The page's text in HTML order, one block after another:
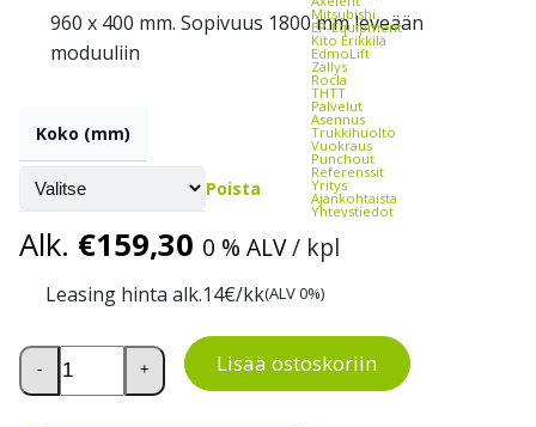
Mitsubishi
EP-Equipment
Kito Erikkilä
EdmoLift
Zallys
Rocla
THTT
Palvelut
Asennus
Trukkihuolto
Vuokraus
Punchout
Referenssit
Yritys
Ajankohtaista
Yhteystiedot
960 x 400 mm. Sopivuus 1800 mm leveään
moduuliin
Koko (mm)
Poista
Alk. €159,30 0 % ALV/ kpl
Leasing hinta alk.14€/kk(ALV 0%)
Säätöhylly Treston WB-työpöytään määrä
- + Lisää ostoskoriin